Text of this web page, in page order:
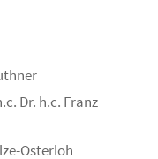
Dr. h.c. Franz
Osterloh